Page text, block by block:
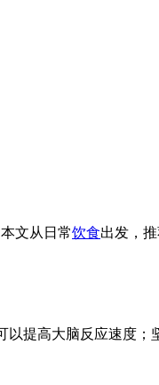
文从日常饮食出发，
以提高大脑反应速度；